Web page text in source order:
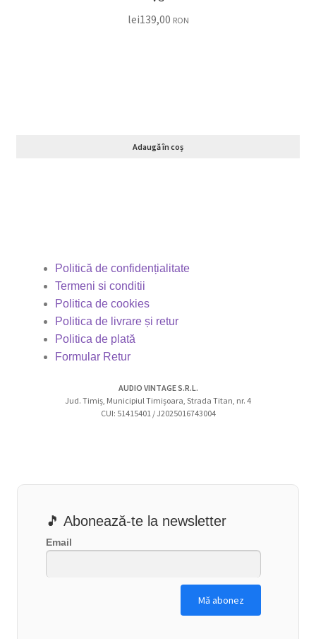
lei139,00 RON
Adaugă în coș
Politică de confidențialitate
Termeni si conditii
Politica de cookies
Politica de livrare și retur
Politica de plată
Formular Retur
AUDIO VINTAGE S.R.L.
Jud. Timiș, Municipiul Timișoara, Strada Titan, nr. 4
CUI: 51415401 / J2025016743004
🎵 Abonează-te la newsletter
Email